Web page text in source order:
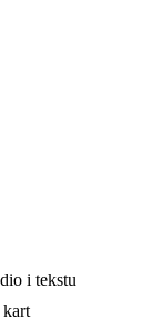
i tekstu